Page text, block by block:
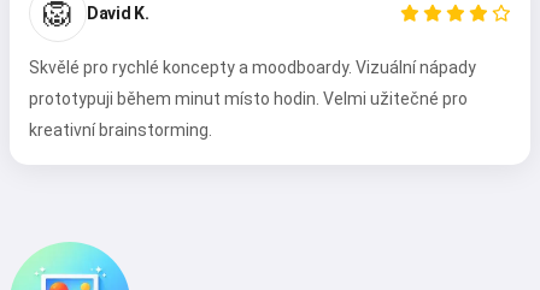
🦁 David K.
Skvělé pro rychlé koncepty a moodboardy. Vizuální nápady
prototypuji během minut místo hodin. Velmi užitečné pro
kreativní brainstorming.